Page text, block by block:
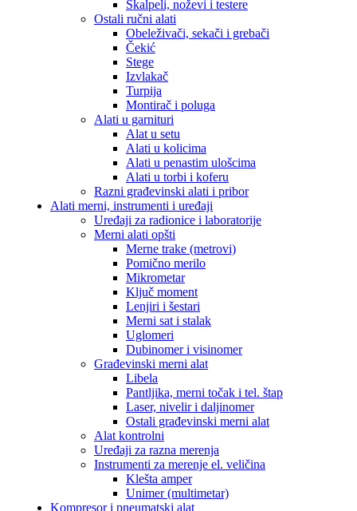
Skalpeli, noževi i testere
Ostali ručni alati
Obeleživači, sekači i grebači
Čekić
Stege
Izvlakač
Turpija
Montirač i poluga
Alati u garnituri
Alat u setu
Alati u kolicima
Alati u penastim ulošcima
Alati u torbi i koferu
Razni građevinski alati i pribor
Alati merni, instrumenti i uređaji
Uređaji za radionice i laboratorije
Merni alati opšti
Merne trake (metrovi)
Pomično merilo
Mikrometar
Ključ moment
Lenjiri i šestari
Merni sat i stalak
Uglomeri
Dubinomer i visinomer
Građevinski merni alat
Libela
Pantljika, merni točak i tel. štap
Laser, nivelir i daljinomer
Ostali građevinski merni alat
Alat kontrolni
Uređaji za razna merenja
Instrumenti za merenje el. veličina
Klešta amper
Unimer (multimetar)
Kompresor i pneumatski alat